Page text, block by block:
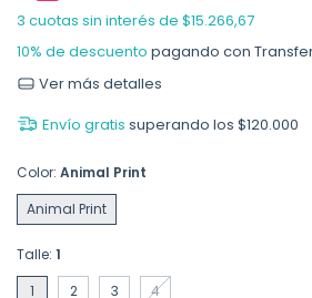
3 cuotas sin interés de $15.266,67
10% de descuento pagando con
Ver más detalles
Envío gratis superando los $120.000
Color: Animal Print
Animal Print
Talle: 1
1
2 3 4